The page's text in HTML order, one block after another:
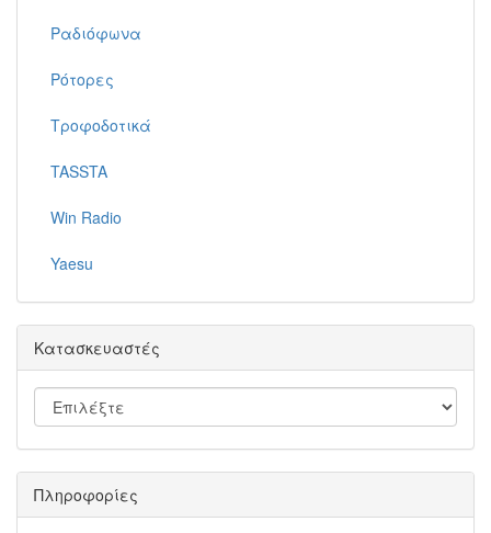
Ραδιόφωνα
Ρότορες
Τροφοδοτικά
TASSTA
Win Radio
Yaesu
Κατασκευαστές
Πληροφορίες